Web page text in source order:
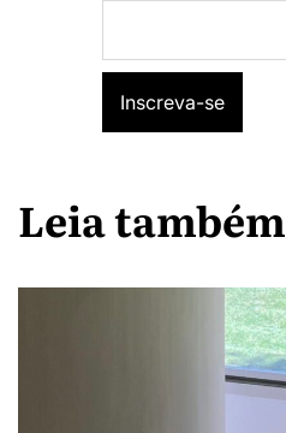
Leia também